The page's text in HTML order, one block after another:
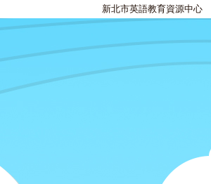
新北市英語教育資源中心